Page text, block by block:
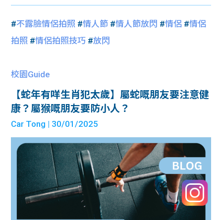
#不露臉情侶拍照 #情人節 #情人節放閃 #情侶 #情侶
拍照 #情侶拍照技巧 #放閃
校園Guide
【蛇年有咩生肖犯太歲】屬蛇嘅朋友要注意健
康？屬猴嘅朋友要防小人？
Car Tong | 30/01/2025